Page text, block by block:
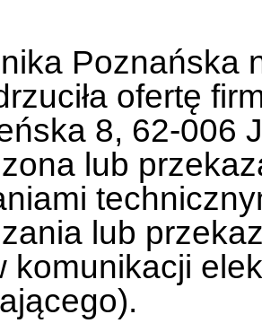
Poznańska
ofertę
8, 62-006
lub
lub
komunikacji